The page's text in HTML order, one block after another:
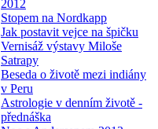
2012
Stopem na Nordkapp
Jak postavit vejce na špičku
Vernisáž výstavy Miloše
Satrapy
Beseda o životě mezi indiány
v Peru
Astrologie v denním životě -
přednáška